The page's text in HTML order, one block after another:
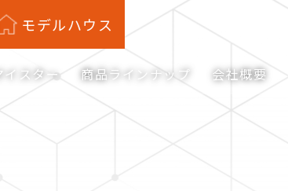
モデルハウス
イスター 商品ラインナップ 会社概要